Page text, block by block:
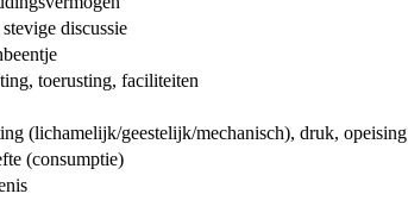
discussie
toerusting, faciliteiten
(lichamelijk/geestelijk/mechanisch), druk, opeising
(consumptie)